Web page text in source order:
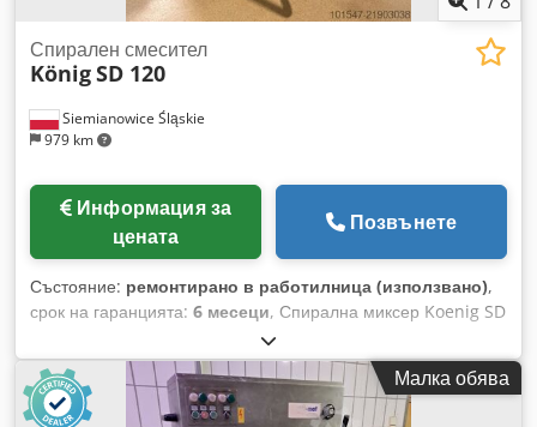
Siemianowice Śląskie
979 km
Спирален смесител
KönigSD 120
Информация за
цената
Позвънете
Състояние: ремонтирано в работилница (използвано),
срок на гаранцията: 6 месеци, Спирална миксер Koenig SD
120 - употребяван - година на производство: неизвестна
Dcedpfx Asy Rqz Telxjk - капацитет: 120 кг тесто (около 180
литра) - 2 изваждащи се казана - ръчно управление - 2
скорости - машина след основен ремонт - 6-месечна
Малка обява